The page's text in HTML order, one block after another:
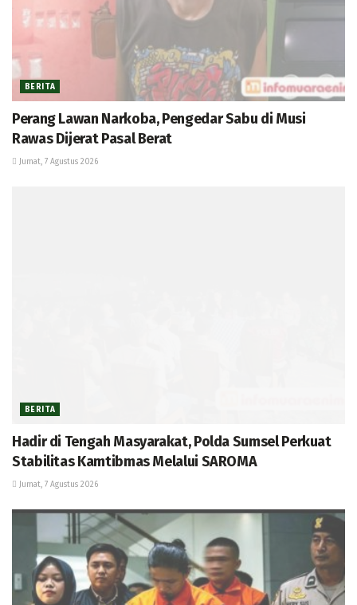
BERITA
Perang Lawan Narkoba, Pengedar Sabu di Musi
Rawas Dijerat Pasal Berat
Jumat, 7 Agustus 2026
BERITA
Hadir di Tengah Masyarakat, Polda Sumsel Perkuat
Stabilitas Kamtibmas Melalui SAROMA
Jumat, 7 Agustus 2026